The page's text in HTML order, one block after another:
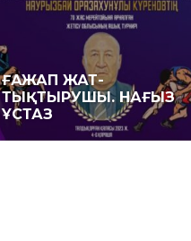
ҒАЖАП ЖАТ­
ТЫҚТЫРУШЫ. НАҒЫЗ
ҰСТАЗ